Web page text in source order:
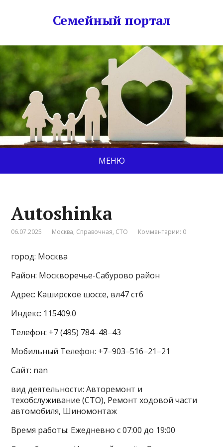
Семейный портал
МЕНЮ
Autoshinka
06.07.2025 Москва, Справочная, СТО Комментарии: 0
город: Москва
Район: Москворечье-Сабурово район
Адрес: Каширское шоссе, вл47 ст6
Индекс: 115409.0
Телефон: +7 (495) 784‒48‒43
Мобильный Телефон: +7‒903‒516‒21‒21
Сайт: nan
вид деятельности: Авторемонт и
техобслуживание (СТО), Ремонт ходовой части
автомобиля, Шиномонтаж
Время работы: Ежедневно с 07:00 до 19:00